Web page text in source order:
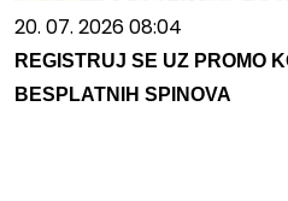
20. 07. 2026 08:04
REGISTRUJ SE UZ PROMO
BESPLATNIH SPINOVA